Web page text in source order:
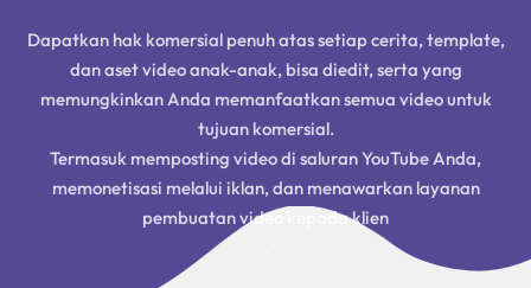
Dapatkan hak komersial penuh atas setiap cerita, template,
dan aset video anak-anak, bisa diedit, serta yang
memungkinkan Anda memanfaatkan semua video untuk
tujuan komersial.
Termasuk memposting video di saluran YouTube Anda,
memonetisasi melalui iklan, dan menawarkan layanan
pembuatan video kepada klien